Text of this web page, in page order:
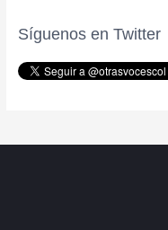
Síguenos en Twitter